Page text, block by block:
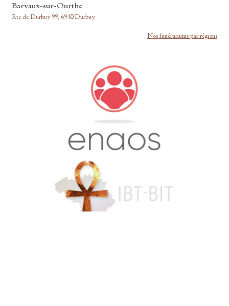
Barvaux-sur-Ourthe
Rte de Durbuy 99, 6940 Durbuy
Nos funérariums par régions